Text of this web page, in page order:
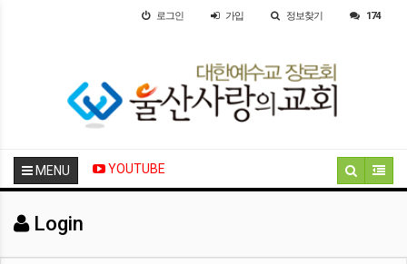
로그인 가입 정보찾기 174
MENU YOUTUBE
Login